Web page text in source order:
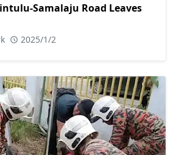
Samalaju Road Leaves
2025/1/2